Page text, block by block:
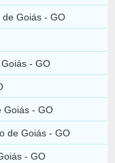
de Goiás - GO
- GO
Goiás - GO
de Goiás - GO
- GO